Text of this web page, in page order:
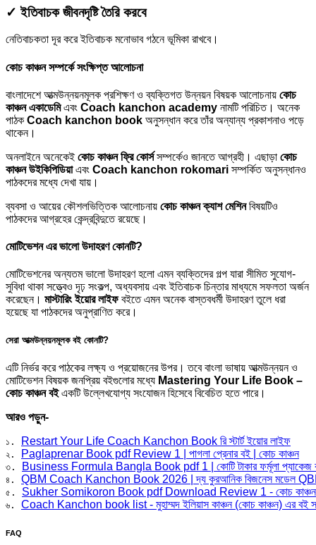
✓ ইতিবাচক জীবনদৃষ্টি তৈরি করবে
নেতিবাচকতা দূর করে ইতিবাচক মনোভাব গঠনে ভূমিকা রাখবে।
কোচ কাঞ্চন সম্পর্কে সংক্ষিপ্ত আলোচনা
বাংলাদেশে আত্মউন্নয়নমূলক প্রশিক্ষণ ও ব্যক্তিগত উন্নয়ন বিষয়ক আলোচনায় কোচ
কাঞ্চন একাডেমিএবং Coach kanchon academy নামটি পরিচিত। অনেক
পাঠক Coach kanchon book অনুসন্ধান করে তাঁর অন্যান্য প্রকাশনাও পড়ে
থাকেন।
অনলাইনে অনেকেই কোচ কাঞ্চন ফ্রি কোর্সসম্পর্কেও জানতে আগ্রহী। এছাড়া কোচ
কাঞ্চন উইকিপিডিয়াএবং Coach kanchon rokomari সম্পর্কিত অনুসন্ধানও
পাঠকদের মধ্যে দেখা যায়।
ব্যবসা ও আয়ের কৌশলভিত্তিক আলোচনায় কোচ কাঞ্চন ক্যাশ মেশিনবিষয়টিও
পাঠকদের আগ্রহের কেন্দ্রবিন্দুতে রয়েছে।
মোটিভেশন এর ভালো উদাহরণ কোনটি?
মোটিভেশনের অন্যতম ভালো উদাহরণ হলো এমন ব্যক্তিদের গল্প যারা সীমিত সুযোগ-
সুবিধা থাকা সত্ত্বেও দৃঢ় সংকল্প, অধ্যবসায় এবং ইতিবাচক চিন্তার মাধ্যমে সফলতা অর্জন
করেছেন। মাস্টারিং ইয়োর লাইফবইতে এমন অনেক বাস্তবধর্মী উদাহরণ তুলে ধরা
হয়েছে যা পাঠকদের অনুপ্রাণিত করে।
সেরা আত্মউন্নয়নমূলক বই কোনটি?
এটি নির্ভর করে পাঠকের লক্ষ্য ও প্রয়োজনের উপর। তবে বাংলা ভাষায় আত্মউন্নয়ন ও
মোটিভেশন বিষয়ক জনপ্রিয় বইগুলোর মধ্যে Mastering Your Life Book –
কোচ কাঞ্চন বইএকটি উল্লেখযোগ্য সংযোজন হিসেবে বিবেচিত হতে পারে।
আরও পড়ুন-
১. Restart Your Life Coach Kanchon Book রি স্টার্ট ইয়োর লাইফ
২. Paglaprenar Book pdf Review 1 | পাগলা প্রেনার বই | কোচ কাঞ্চন
৩. Business Formula Bangla Book pdf 1 | কোটি টাকার ফর্মূলা প্যাকেজ
৪. QBM Coach Kanchon Book 2026 | দ্য কুরআনিক বিজনেস মডেল
৫. Sukher Somikoron Book pdf Download Review 1 - কোচ কাঞ্চন
৬. Coach Kanchon book list - মুহাম্মদ ইলিয়াস কাঞ্চন (কোচ কাঞ্চন) এর বই
FAQ